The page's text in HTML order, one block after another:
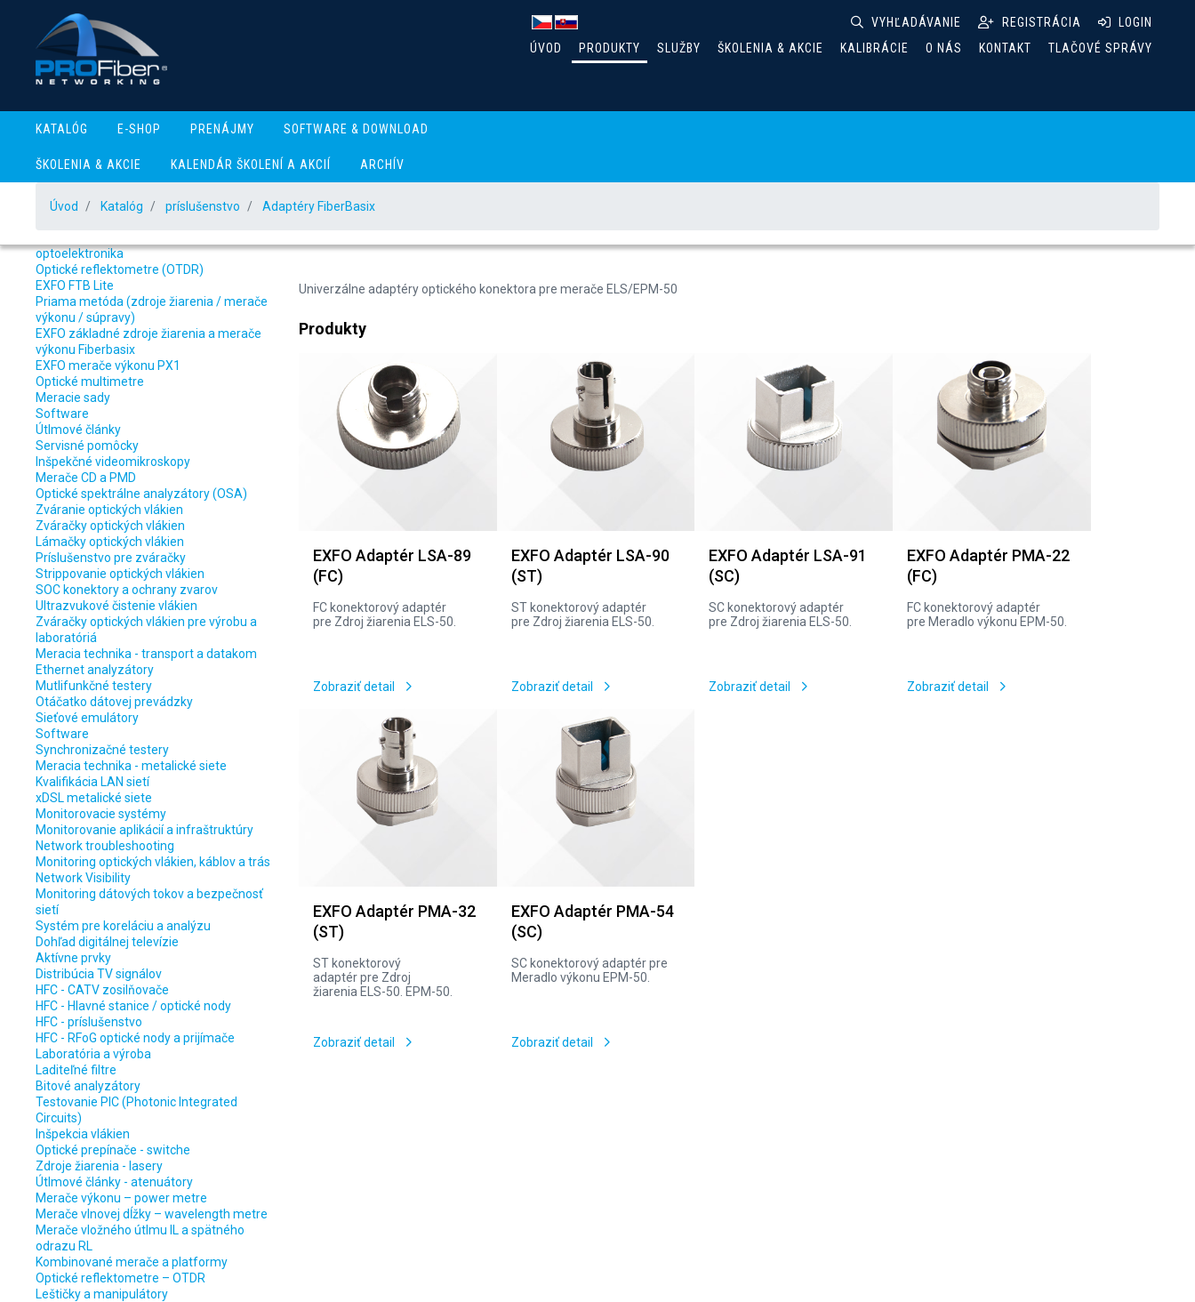
VYHĽADÁVANIE REGISTRÁCIA
LOGIN
ÚVOD
PRODUKTY SLUŽBY ŠKOLENIA & AKCIE KALIBRÁCIE O NÁS KONTAKT TLAČOVÉ SPRÁVY
KATALÓG E-SHOP PRENÁJMY SOFTWARE & DOWNLOAD
ŠKOLENIA & AKCIE KALENDÁR ŠKOLENÍ A AKCIÍ ARCHÍV
Úvod Katalóg príslušenstvo
Adaptéry FiberBasix
optoelektronika
Optické reflektometre (OTDR)
EXFO FTB Lite
Priama metóda (zdroje žiarenia / merače
výkonu / súpravy)
EXFO základné zdroje žiarenia a merače
výkonu Fiberbasix
EXFO merače výkonu PX1
Optické multimetre
Meracie sady
Software
Útlmové články
Servisné pomôcky
Inšpekčné videomikroskopy
Merače CD a PMD
Optické spektrálne analyzátory (OSA)
Zváranie optických vlákien
Zváračky optických vlákien
Lámačky optických vlákien
Príslušenstvo pre zváračky
Strippovanie optických vlákien
SOC konektory a ochrany zvarov
Ultrazvukové čistenie vlákien
Zváračky optických vlákien pre výrobu a
laboratóriá
Meracia technika - transport a datakom
Ethernet analyzátory
Mutlifunkčné testery
Otáčatko dátovej prevádzky
Sieťové emulátory
Software
Synchronizačné testery
Meracia technika - metalické siete
Kvalifikácia LAN sietí
xDSL metalické siete
Monitorovacie systémy
Monitorovanie aplikácií a infraštruktúry
Network troubleshooting
Monitoring optických vlákien, káblov a trás
Network Visibility
Monitoring dátových tokov a bezpečnosť
sietí
Systém pre koreláciu a analýzu
Dohľad digitálnej televízie
Aktívne prvky
Distribúcia TV signálov
HFC - CATV zosilňovače
HFC - Hlavné stanice / optické nody
HFC - príslušenstvo
HFC - RFoG optické nody a prijímače
Laboratória a výroba
Laditeľné filtre
Bitové analyzátory
Testovanie PIC (Photonic Integrated
Circuits)
Inšpekcia vlákien
Optické prepínače - switche
Zdroje žiarenia - lasery
Útlmové články - atenuátory
Merače výkonu – power metre
Merače vlnovej dĺžky – wavelength metre
Merače vložného útlmu IL a spätného
odrazu RL
Kombinované merače a platformy
Optické reflektometre – OTDR
Leštičky a manipulátory
Adaptéry FiberBasix
Univerzálne adaptéry optického konektora pre merače ELS/EPM-50
Produkty
EXFO Adaptér LSA-89
(FC)
FC konektorový adaptér
pre Zdroj žiarenia ELS-50.
Zobraziť detail
EXFO Adaptér LSA-90
(ST)
ST konektorový adaptér
pre Zdroj žiarenia ELS-50.
Zobraziť detail
EXFO Adaptér LSA-91
(SC)
SC konektorový adaptér
pre Zdroj žiarenia ELS-50.
Zobraziť detail
EXFO Adaptér PMA-22
(FC)
FC konektorový adaptér
pre Meradlo výkonu EPM-50.
Zobraziť detail
EXFO Adaptér PMA-32
(ST)
ST konektorový
adaptér pre Zdroj
žiarenia ELS-50. EPM-50.
Zobraziť detail
EXFO Adaptér PMA-54
(SC)
SC konektorový adaptér pre
Meradlo výkonu EPM-50.
Zobraziť detail